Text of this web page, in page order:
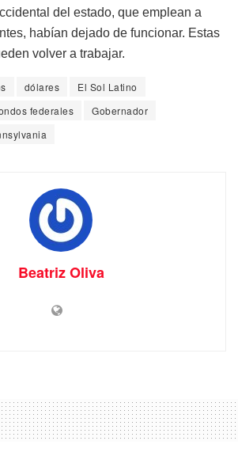
del estado, que emplean a
habían dejado de funcionar. Estas
volver a trabajar.
dólares
El Sol Latino
federales
Gobernador
Beatriz Oliva